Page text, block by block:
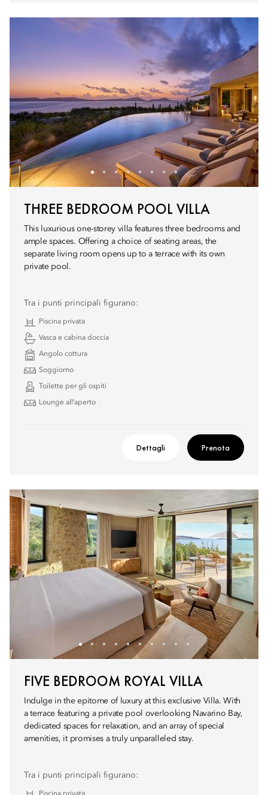
THREE BEDROOM POOL VILLA
This luxurious one-storey villa features three bedrooms and
ample spaces. Offering a choice of seating areas, the
separate living room opens up to a terrace with its own
private pool.
Tra i punti principali figurano:
Piscina privata
Vasca e cabina doccia
Angolo cottura
Soggiorno
Toilette per gli ospiti
Lounge all’aperto
Dettagli Prenota
FIVE BEDROOM ROYAL VILLA
Indulge in the epitome of luxury at this exclusive Villa. With
a terrace featuring a private pool overlooking Navarino Bay,
dedicated spaces for relaxation, and an array of special
amenities, it promises a truly unparalleled stay.
Tra i punti principali figurano: